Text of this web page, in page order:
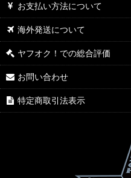
お支払い方法について
海外発送について
ヤフオク！での総合評価
お問い合わせ
特定商取引法表示